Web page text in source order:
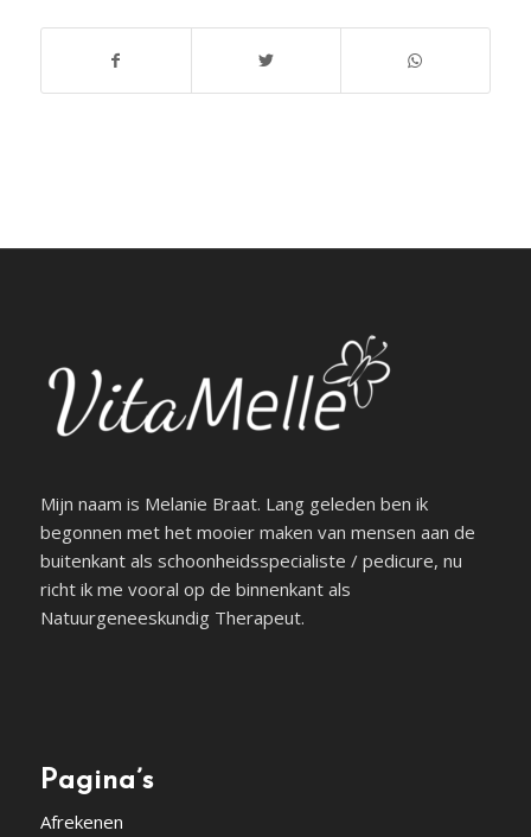
Mijn naam is Melanie Braat. Lang geleden ben ik
begonnen met het mooier maken van mensen aan de
buitenkant als schoonheidsspecialiste / pedicure, nu
richt ik me vooral op de binnenkant als
Natuurgeneeskundig Therapeut.
Pagina’s
Afrekenen